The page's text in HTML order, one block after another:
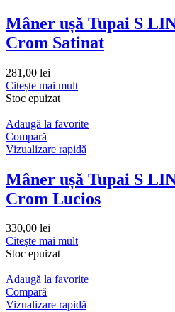
Mâner ușă Tupai S
Crom Satinat
281,00 lei
Citește mai mult
Stoc epuizat
Adaugă la favorite
Compară
Vizualizare rapidă
Mâner ușă Tupai S
Crom Lucios
330,00 lei
Citește mai mult
Stoc epuizat
Adaugă la favorite
Compară
Vizualizare rapidă